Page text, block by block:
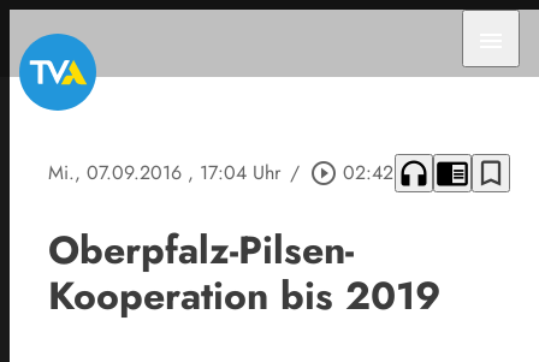
Mi., 07.09.2016 , 17:04 Uhr / play_circle_outline 02:42 headphones chrome_reader_mode bookmark_border
Oberpfalz-Pilsen-
Kooperation bis 2019